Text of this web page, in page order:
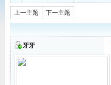
上一主题 下一主题
牙牙